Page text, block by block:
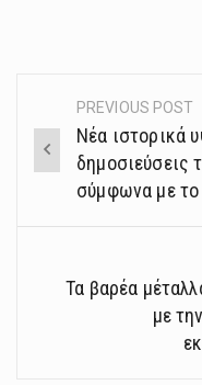
Post
navigation
PREVIOUS POST
Νέα ιστορικά
δημοσιεύσεις
σύμφωνα με
Τα βαρέα
με